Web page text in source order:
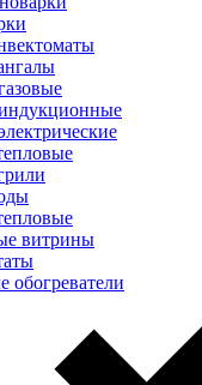
витрины
обогреватели